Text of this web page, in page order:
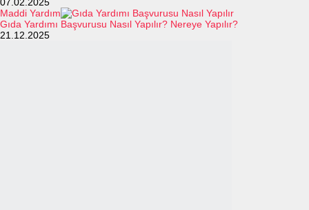
Maddi Yardım
Gıda Yardımı Başvurusu Nasıl Yapılır? Nereye Yapılır?
21.12.2025